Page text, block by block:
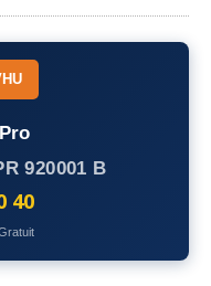
920001 B
40